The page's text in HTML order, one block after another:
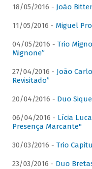
18/05/2016 - João
11/05/2016 - Miguel
04/05/2016 - Trio
Mignone”
27/04/2016 - João
Revisitado”
20/04/2016 - Duo
06/04/2016 - Lícia
Presença Marcante"
30/03/2016 - Trio
23/03/2016 - Duo